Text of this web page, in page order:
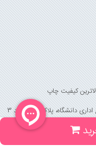
کیفیت چاپ
پلاک 158 واحد 3
(جهت خرید حضوری، تلفنی ، پیگیری سفارشات سایت با شماره تلفن 02166175070